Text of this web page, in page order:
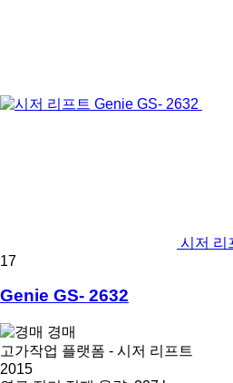
시저 리
17
Genie GS- 2632
경매
고가작업 플랫폼 - 시저 리프트
2015